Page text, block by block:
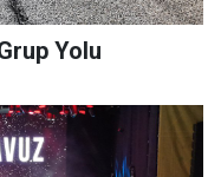
Yolu